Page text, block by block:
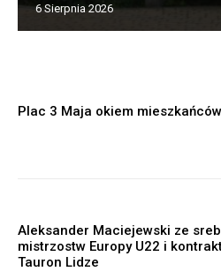
6 Sierpnia 2026
Plac 3 Maja okiem mieszkańców
Aleksander Maciejewski ze
mistrzostw Europy U22 i
Tauron Lidze